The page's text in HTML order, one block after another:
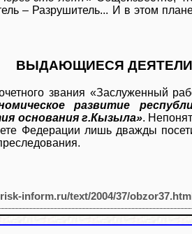
– Разрушитель... И в этом
ВЫДАЮЩИЕСЯ
звания «Заслуженный
развитие
основания г.Кызыла».
Федерации лишь дважды
risk-inform.ru/text/2004/37/obzor37.html